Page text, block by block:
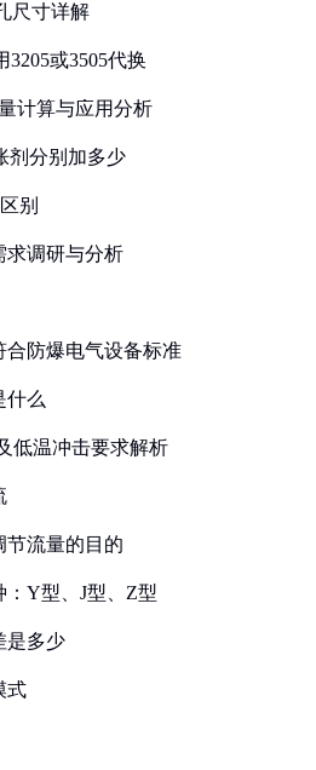
尺寸详解
3205或3505代换
计算与应用分析
剂分别加多少
别
求调研与分析
合防爆电气设备标准
什么
低温冲击要求解析
节流量的目的
Y型、J型、Z型
是多少
式